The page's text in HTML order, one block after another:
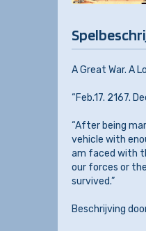
A Great War. A
“Feb.17. 2167.
“After being
vehicle with
am faced with
our forces or
survived.”
Beschrijving